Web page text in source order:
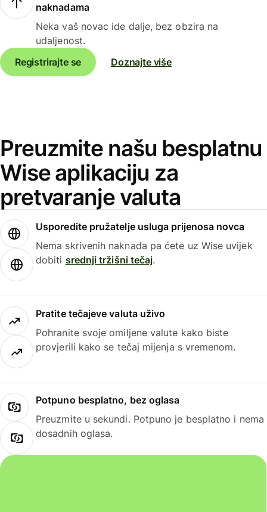
naknadama
Neka vaš novac ide dalje, bez obzira na
udaljenost.
Registrirajte se
Doznajte više
Preuzmite našu besplatnu
Wise aplikaciju za
pretvaranje valuta
Usporedite pružatelje usluga prijenosa novca
Nema skrivenih naknada pa ćete uz Wise uvijek
dobiti srednji tržišni tečaj.
Pratite tečajeve valuta uživo
Pohranite svoje omiljene valute kako biste
provjerili kako se tečaj mijenja s vremenom.
Potpuno besplatno, bez oglasa
Preuzmite u sekundi. Potpuno je besplatno i nema
dosadnih oglasa.